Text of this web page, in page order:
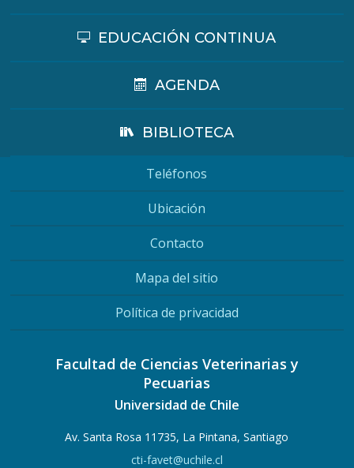
EDUCACIÓN CONTINUA
AGENDA
BIBLIOTECA
Teléfonos
Ubicación
Contacto
Mapa del sitio
Política de privacidad
Facultad de Ciencias Veterinarias y
Pecuarias
Universidad de Chile
Av. Santa Rosa 11735, La Pintana, Santiago
cti-favet@uchile.cl